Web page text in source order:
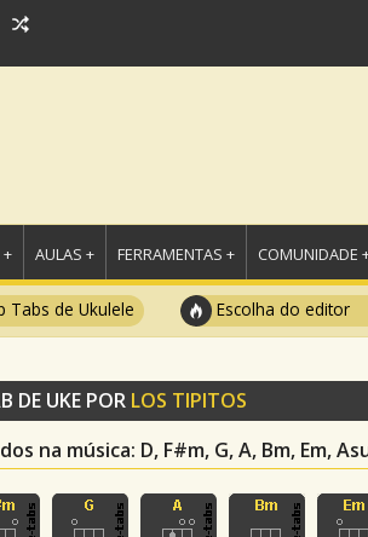
+ AULAS + FERRAMENTAS + COMUNIDADE
Tabs de Ukulele Escolha do editor
DE UKE POR LOS TIPITOS
na música: D, F#m, G, A, Bm, Em,